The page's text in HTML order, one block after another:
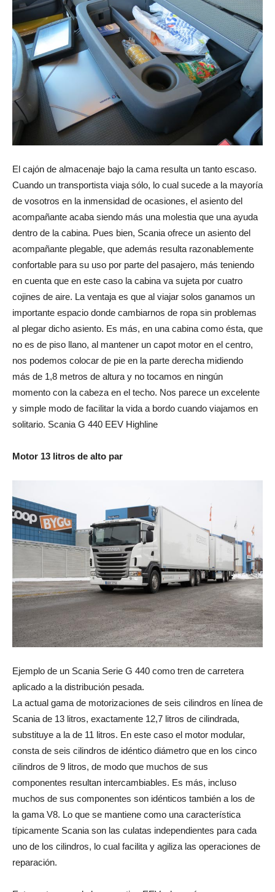
El cajón de almacenaje bajo la cama resulta un tanto escaso.
Cuando un transportista viaja sólo, lo cual sucede a la mayoría
de vosotros en la inmensidad de ocasiones, el asiento del
acompañante acaba siendo más una molestia que una ayuda
dentro de la cabina. Pues bien, Scania ofrece un asiento del
acompañante plegable, que además resulta razonablemente
confortable para su uso por parte del pasajero, más teniendo
en cuenta que en este caso la cabina va sujeta por cuatro
cojines de aire. La ventaja es que al viajar solos ganamos un
importante espacio donde cambiarnos de ropa sin problemas
al plegar dicho asiento. Es más, en una cabina como ésta, que
no es de piso llano, al mantener un capot motor en el centro,
nos podemos colocar de pie en la parte derecha midiendo
más de 1,8 metros de altura y no tocamos en ningún
momento con la cabeza en el techo. Nos parece un excelente
y simple modo de facilitar la vida a bordo cuando viajamos en
solitario. Scania G 440 EEV Highline
Motor 13 litros de alto par
Ejemplo de un Scania Serie G 440 como tren de carretera
aplicado a la distribución pesada.
La actual gama de motorizaciones de seis cilindros en línea de
Scania de 13 litros, exactamente 12,7 litros de cilindrada,
substituye a la de 11 litros. En este caso el motor modular,
consta de seis cilindros de idéntico diámetro que en los cinco
cilindros de 9 litros, de modo que muchos de sus
componentes resultan intercambiables. Es más, incluso
muchos de sus componentes son idénticos también a los de
la gama V8. Lo que se mantiene como una característica
típicamente Scania son las culatas independientes para cada
uno de los cilindros, lo cual facilita y agiliza las operaciones de
reparación.